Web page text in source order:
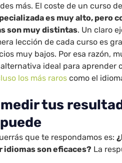
más. El coste de un curso
es muy alto, pero
son muy distintas. Un claro
lección de cada curso es
muy bajos. Por esa razón,
ideal para aprender
los más raros como el
tus
que te respondamos es:
idiomas son eficaces? La